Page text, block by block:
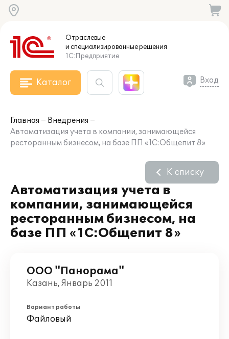
Отраслевые
и специализированныерешения
1С:Предприятие
Каталог Вход
Главная
Внедрения
Автоматизация учета в компании, занимающейся
ресторанным бизнесом, на базе ПП «1C:Общепит 8»
Автоматизация учета в
компании, занимающейся
ресторанным бизнесом, на
базе ПП «1C:Общепит 8»
К списку
ООО "Панорама"
Казань, Январь 2011
Вариант работы
Файловый